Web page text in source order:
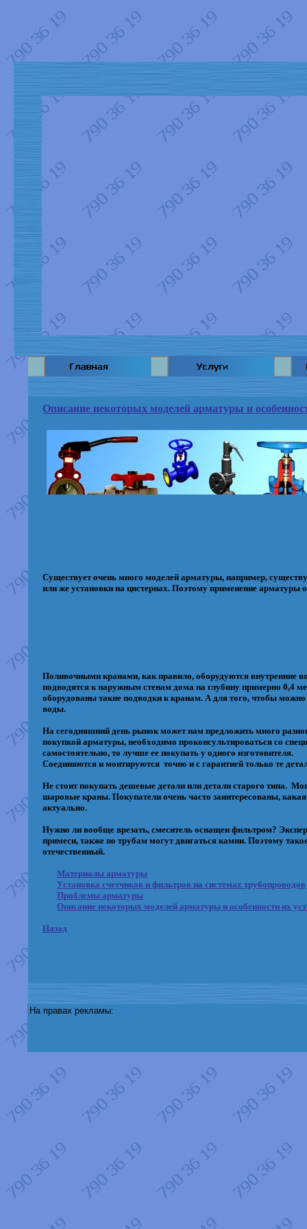
Существует очень много моделей арматуры, например,
или же установки на цистернах. Поэтому применение арматуры
Поливочными кранами, как правило, оборудуются внутренние
подводятся к наружным стенам дома на глубину примерно 0,4
оборудованы такие подводки к кранам. А для того, чтобы
воды.
На сегодняшний день рынок может нам предложить много
покупкой арматуры, необходимо проконсультироваться со
самостоятельно, то лучше ее покупать у одного изготовителя.
Соединяются и монтируются точно и с гарантией только те
Не стоит покупать дешевые детали или детали старого типа.
шаровые краны. Покупатели очень часто заинтересованы,
актуально.
Нужно ли вообще врезать, смеситель оснащен фильтром?
примеси, также по трубам могут двигаться камни. Поэтому
отечественный.
Материалы арматуры
Установка счетчиков и фильтров на системах трубопроводов
Проблемы арматуры
Описание некоторых моделей арматуры и особенности их
Назад
Описание некоторых моделей арматуры и
На правах рекламы: